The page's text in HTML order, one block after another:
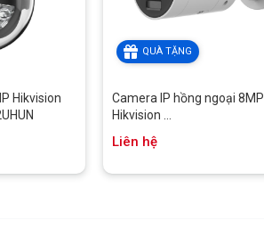
Hikvision
QUÀ TẶNG
Camera IP hồng ngoại 8MP
Hikvision ...
Liên hệ